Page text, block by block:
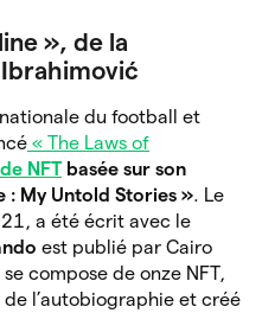
», de la
du football et
« The Laws of
NFTbasée sur son
My Untold Stories ». Le
a été écrit avec le
est publié par Cairo
compose de onze NFT,
l’autobiographie et créé